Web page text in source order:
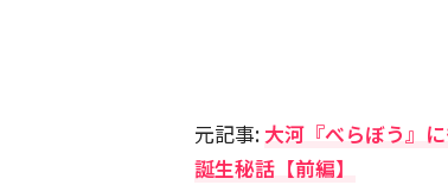
元記事:大河『べらぼう』
誕生秘話【前編】